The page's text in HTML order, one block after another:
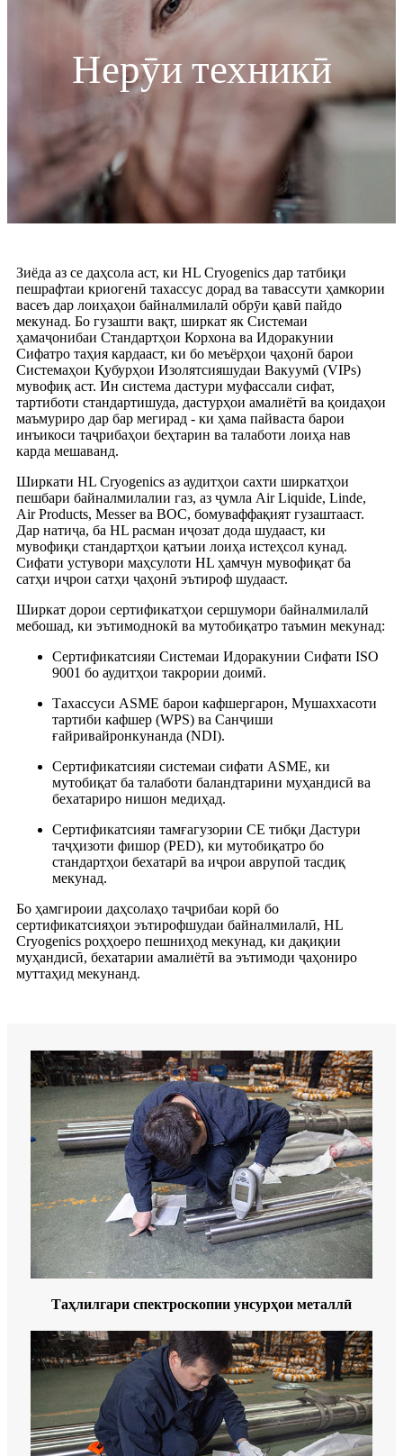
Нерӯи техникӣ
Зиёда аз се даҳсола аст, ки HL Cryogenics дар татбиқи
пешрафтаи криогенӣ тахассус дорад ва тавассути ҳамкории
васеъ дар лоиҳаҳои байналмилалӣ обрӯи қавӣ пайдо
мекунад. Бо гузашти вақт, ширкат як Системаи
ҳамаҷонибаи Стандартҳои Корхона ва Идоракунии
Сифатро таҳия кардааст, ки бо меъёрҳои ҷаҳонӣ барои
Системаҳои Қубурҳои Изолятсияшудаи Вакуумӣ (VIPs)
мувофиқ аст. Ин система дастури муфассали сифат,
тартиботи стандартишуда, дастурҳои амалиётӣ ва қоидаҳои
маъмуриро дар бар мегирад - ки ҳама пайваста барои
инъикоси таҷрибаҳои беҳтарин ва талаботи лоиҳа нав
карда мешаванд.
Ширкати HL Cryogenics аз аудитҳои сахти ширкатҳои
пешбари байналмилалии газ, аз ҷумла Air Liquide, Linde,
Air Products, Messer ва BOC, бомуваффақият гузаштааст.
Дар натиҷа, ба HL расман иҷозат дода шудааст, ки
мувофиқи стандартҳои қатъии лоиҳа истеҳсол кунад.
Сифати устувори маҳсулоти HL ҳамчун мувофиқат ба
сатҳи иҷрои сатҳи ҷаҳонӣ эътироф шудааст.
Ширкат дорои сертификатҳои сершумори байналмилалӣ
мебошад, ки эътимоднокӣ ва мутобиқатро таъмин мекунад:
Сертификатсияи Системаи Идоракунии Сифати ISO
9001 бо аудитҳои такрории доимӣ.
Тахассуси ASME барои кафшергарон, Мушаххасоти
тартиби кафшер (WPS) ва Санҷиши
ғайривайронкунанда (NDI).
Сертификатсияи системаи сифати ASME, ки
мутобиқат ба талаботи баландтарини муҳандисӣ ва
бехатариро нишон медиҳад.
Сертификатсияи тамғагузории CE тибқи Дастури
таҷҳизоти фишор (PED), ки мутобиқатро бо
стандартҳои бехатарӣ ва иҷрои аврупоӣ тасдиқ
мекунад.
Бо ҳамгироии даҳсолаҳо таҷрибаи корӣ бо
сертификатсияҳои эътирофшудаи байналмилалӣ, HL
Cryogenics роҳҳоеро пешниҳод мекунад, ки дақиқии
муҳандисӣ, бехатарии амалиётӣ ва эътимоди ҷаҳониро
муттаҳид мекунанд.
Таҳлилгари спектроскопии унсурҳои металлӣ